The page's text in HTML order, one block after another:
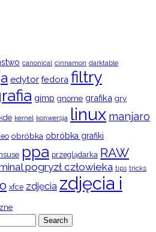
canonical cinnamon darktable
edytor fedora filtry
gimp gnome grafika gry
kde kernel konwersja linux manjaro
obróbka obróbka grafiki
ppa przeglądarka RAW
pogryzł człowieka tips tricks
xfce zdjęcia zdjęcia i
Search